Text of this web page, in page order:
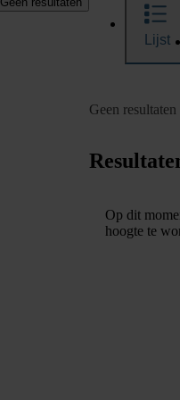
Lijst
Geen resultaten
Op dit
hoogte te